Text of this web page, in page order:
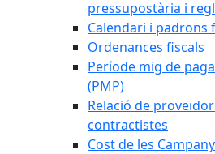
pressupostària i
Calendari i padrons
Ordenances fiscals
Període mig de
(PMP)
Relació de
contractistes
Cost de les